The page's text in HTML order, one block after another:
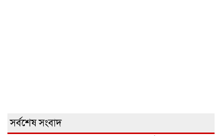
সর্বশেষ সংবাদ